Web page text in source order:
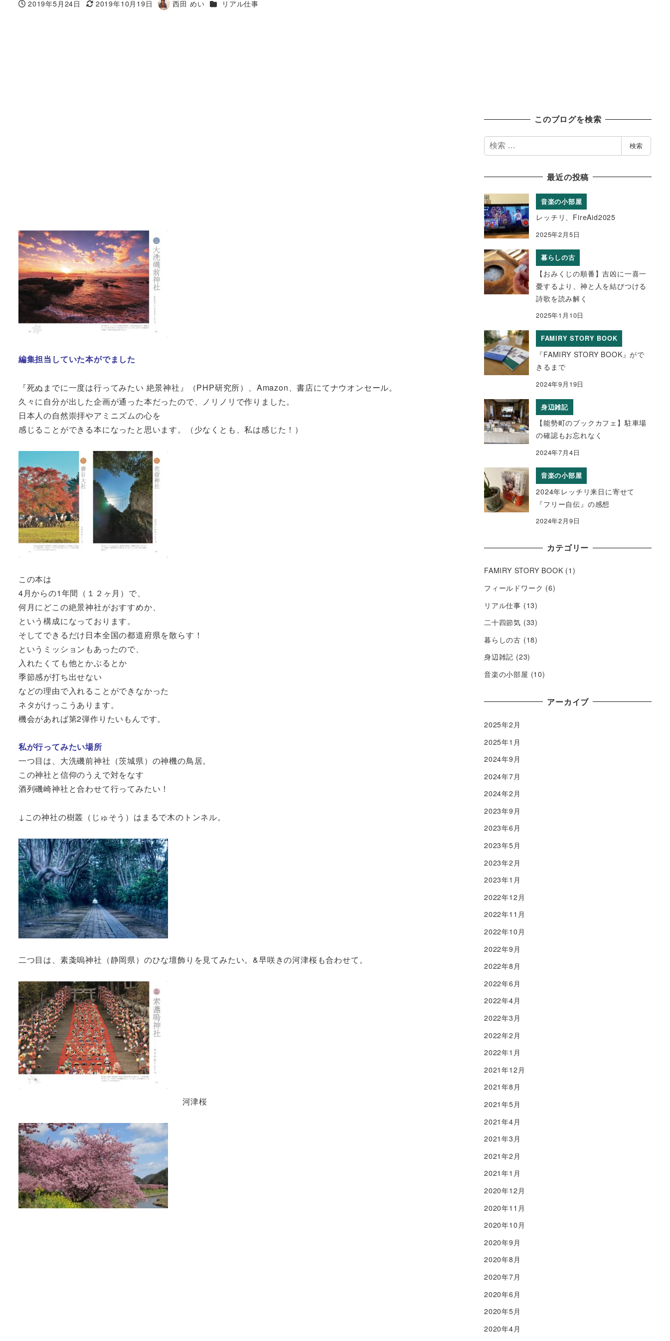
投稿日
2019年5月24日
更新日
2019年10月19日
著
西田 めい カテゴリー
リアル仕事
編集担当していた本がでました
『死ぬまでに一度は行ってみたい 絶景神社』（PHP研究所）、Amazon、書店にてナウオンセール。
久々に自分が出した企画が通った本だったので、ノリノリで作りました。
日本人の自然崇拝やアミニズムの心を
感じることができる本になったと思います。（少なくとも、私は感じた！）
この本は
4月からの1年間（１２ヶ月）で、
何月にどこの絶景神社がおすすめか、
という構成になっております。
そしてできるだけ日本全国の都道府県を散らす！
というミッションもあったので、
入れたくても他とかぶるとか
季節感が打ち出せない
などの理由で入れることができなかった
ネタがけっこうあります。
機会があれば第2弾作りたいもんです。
私が行ってみたい場所
一つ目は、大洗磯前神社（茨城県）の神機の鳥居。
この神社と信仰のうえで対をなす
酒列磯崎神社と合わせて行ってみたい！
↓この神社の樹叢（じゅそう）はまるで木のトンネル。
二つ目は、素戔嗚神社（静岡県）のひな壇飾りを見てみたい。&早咲きの河津桜も合わせて。
河津桜
このブログを検索
検
索
検索
最近の投稿
音楽の小部屋
レッチリ、FireAid2025
2025年2月5日
暮らしの古
【おみくじの順番】吉凶に一喜一
憂するより、神と人を結びつける
詩歌を読み解く
2025年1月10日
FAMIRY STORY BOOK
『FAMIRY STORY BOOK』がで
きるまで
2024年9月19日
身辺雑記
【能勢町のブックカフェ】駐車場
の確認もお忘れなく
2024年7月4日
音楽の小部屋
2024年レッチリ来日に寄せて
『フリー自伝』の感想
2024年2月9日
カテゴリー
FAMIRY STORY BOOK (1)
フィールドワーク (6)
リアル仕事 (13)
二十四節気 (33)
暮らしの古 (18)
身辺雑記 (23)
音楽の小部屋 (10)
アーカイブ
2025年2月
2025年1月
2024年9月
2024年7月
2024年2月
2023年9月
2023年6月
2023年5月
2023年2月
2023年1月
2022年12月
2022年11月
2022年10月
2022年9月
2022年8月
2022年6月
2022年4月
2022年3月
2022年2月
2022年1月
2021年12月
2021年8月
2021年5月
2021年4月
2021年3月
2021年2月
2021年1月
2020年12月
2020年11月
2020年10月
2020年9月
2020年8月
2020年7月
2020年6月
2020年5月
2020年4月